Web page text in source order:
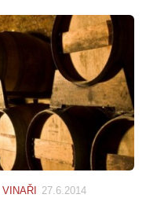
VINAŘI
27.6.2014